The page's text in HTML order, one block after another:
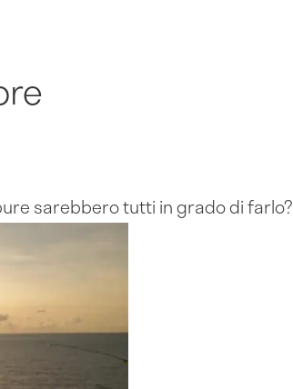
sarebbero tutti in grado di farlo?